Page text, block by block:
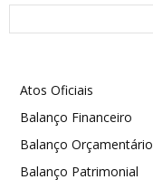
Atos Oficiais
Balanço Financeiro
Balanço Orçamentário
Balanço Patrimonial